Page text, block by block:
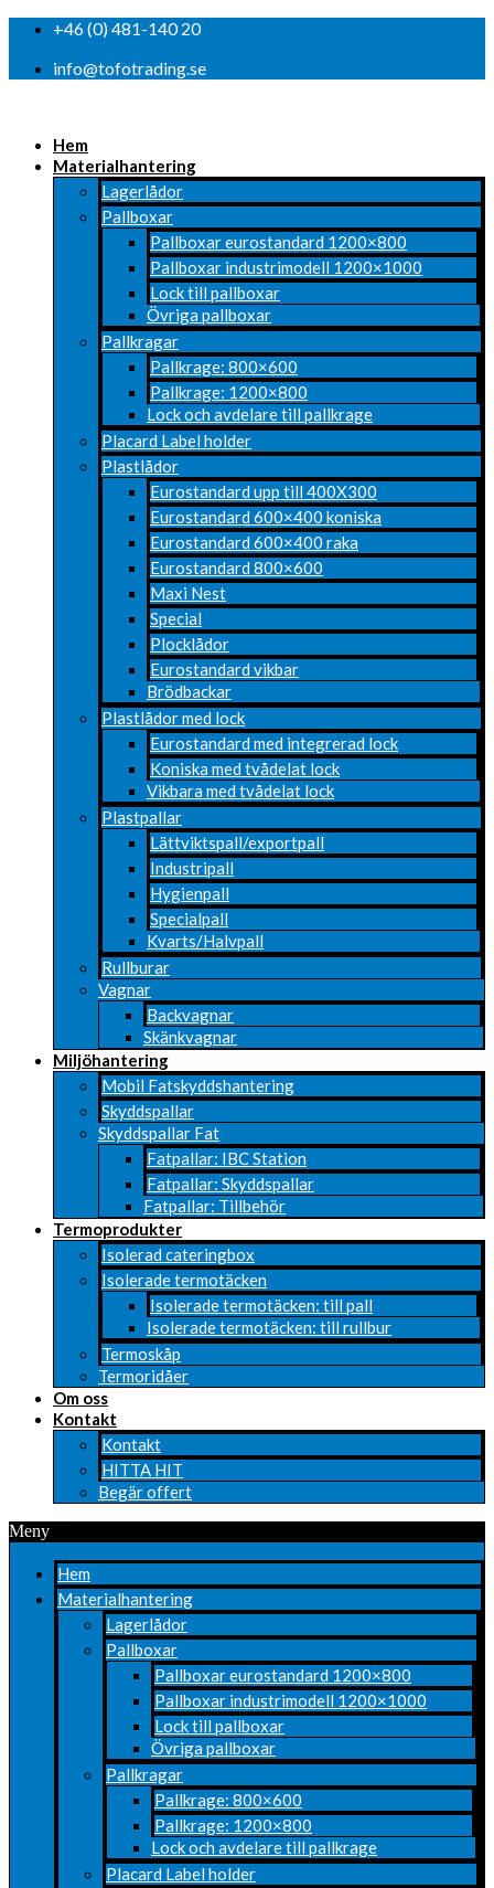
+46 (0) 481-140 20
info@tofotrading.se
Hem
Materialhantering
Lagerlådor
Pallboxar
Pallboxar eurostandard 1200×800
Pallboxar industrimodell 1200×1000
Lock till pallboxar
Övriga pallboxar
Pallkragar
Pallkrage: 800×600
Pallkrage: 1200×800
Lock och avdelare till pallkrage
Placard Label holder
Plastlådor
Eurostandard upp till 400X300
Eurostandard 600×400 koniska
Eurostandard 600×400 raka
Eurostandard 800×600
Maxi Nest
Special
Plocklådor
Eurostandard vikbar
Brödbackar
Plastlådor med lock
Eurostandard med integrerad lock
Koniska med tvådelat lock
Vikbara med tvådelat lock
Plastpallar
Lättviktspall/exportpall
Industripall
Hygienpall
Specialpall
Kvarts/Halvpall
Rullburar
Vagnar
Backvagnar
Skänkvagnar
Miljöhantering
Mobil Fatskyddshantering
Skyddspallar
Skyddspallar Fat
Fatpallar: IBC Station
Fatpallar: Skyddspallar
Fatpallar: Tillbehör
Termoprodukter
Isolerad cateringbox
Isolerade termotäcken
Isolerade termotäcken: till pall
Isolerade termotäcken: till rullbur
Termoskåp
Termoridåer
Om oss
Kontakt
Kontakt
HITTA HIT
Begär offert
Meny
Hem
Materialhantering
Lagerlådor
Pallboxar
Pallboxar eurostandard 1200×800
Pallboxar industrimodell 1200×1000
Lock till pallboxar
Övriga pallboxar
Pallkragar
Pallkrage: 800×600
Pallkrage: 1200×800
Lock och avdelare till pallkrage
Placard Label holder